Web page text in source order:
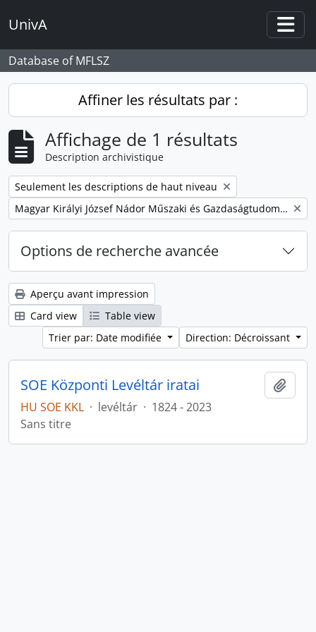
UnivA
Database of MFLSZ
Affiner les résultats par :
Affichage de 1 résultats
Description archivistique
Remove filter:
Seulement les descriptions de haut niveau
Remove filter:
Magyar Királyi József Nádor Műszaki és Gazdaságtudományi Egyetem Bánya-, Kohó- és Erdőmérnöki Kar
Options de recherche avancée
Aperçu avant impression
Card view
Table view
Trier par: Date modifiée
Direction: Décroissant
SOE Központi Levéltár iratai
HU SOE KKL · levéltár · 1824 - 2023
Sans titre